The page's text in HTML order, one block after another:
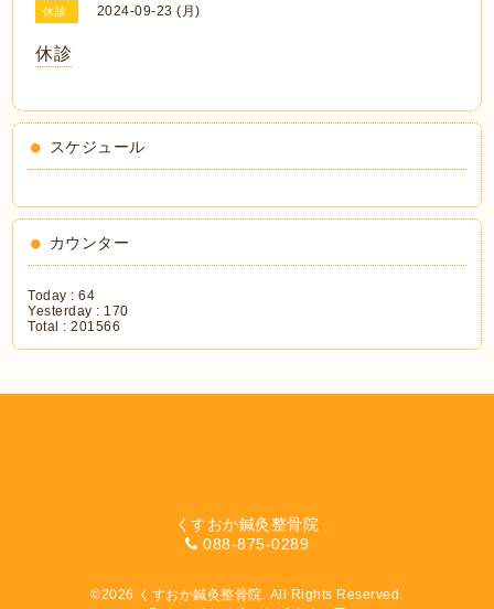
休診 2024-09-23 (月)
休診
スケジュール
カウンター
Today :64
Yesterday : 170
Total :201566
くすおか鍼灸整骨院
088-875-0289
©2026 くすおか鍼灸整骨院. All Rights Reserved.